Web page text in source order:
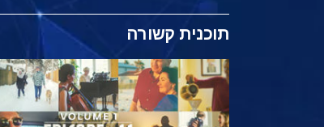
תוכנית קשורה